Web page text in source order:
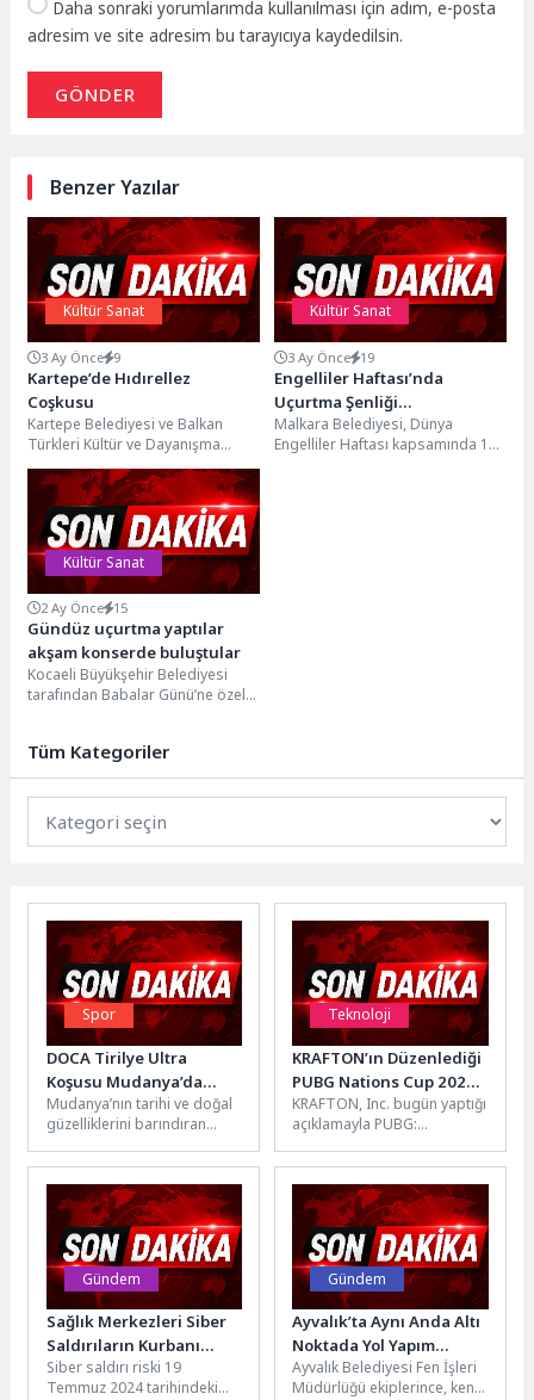
Daha sonraki yorumlarımda kullanılması için adım, e-posta
adresim ve site adresim bu tarayıcıya kaydedilsin.
GÖNDER
Benzer Yazılar
Kültür Sanat
3 Ay Önce 9
Kartepe’de Hıdırellez
Coşkusu
Kartepe Belediyesi ve Balkan
Türkleri Kültür ve Dayanışma
Derneği iş birliğiyle düzenlenen
Hıdırellez Şenlikleri, Sarımeşe...
Kültür Sanat
3 Ay Önce 19
Engelliler Haftası’nda
Uçurtma Şenliği
Gerçekleştirildi
Malkara Belediyesi, Dünya
Engelliler Haftası kapsamında 12
Kültür Sanat
2 Ay Önce 15
Gündüz uçurtma yaptılar
akşam konserde buluştular
Kocaeli Büyükşehir Belediyesi
tarafından Babalar Günü’ne özel
sonu boyunca...
Tüm Kategoriler
Spor
DOCA Tirilye Ultra
Koşusu Mudanya’da
Rekor Katılımla
Gerçekleşti
Mudanya’nın tarihi ve doğal
güzelliklerini barındıran
DOCA Tirilye Ultra, 25 farklı
şehirden 1040...
Teknoloji
KRAFTON’ın Düzenlediği
PUBG Nations Cup 2026
Rekor İzlenme
Sayılarıyla Sona Erdi
KRAFTON, Inc. bugün yaptığı
açıklamayla PUBG:
Seul’de düzenlenen
uluslararası espor
turnuvası PUBG Nations
Cup (PNC) 2026'nın yeni
rekorlara imza...
Gündem
Sağlık Merkezleri Siber
Saldırıların Kurbanı
Olma Riski Taşıyor!
Siber saldırı riski 19
Temmuz 2024 tarihindeki
Gündem
Ayvalık’ta Aynı Anda Altı
Noktada Yol Yapım
Çalışması
Ayvalık Belediyesi Fen İşleri
Müdürlüğü ekiplerince, kent